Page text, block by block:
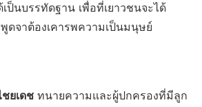
ป็นบรรทัดฐาน เพื่อที่เยาวชนจะได้
ดจาต้องเคารพความเป็นมนุษย์
ยเดช ทนายความและผู้ปกครองที่มีลูก